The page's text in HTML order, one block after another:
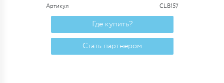
Артикул CLB157
Где купить?
Стать партнером